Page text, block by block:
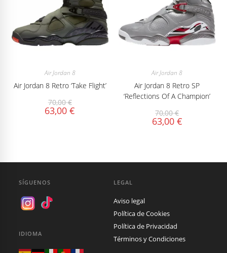
Air Jordan 8
Air Jordan 8 Retro ‘Take Flight’
70,00€
63,00€
Air Jordan 8
Air Jordan 8 Retro SP
‘Reflections Of A Champion’
70,00€
63,00 €
SÍGUENOS
IDIOMA
LEGAL
Aviso legal
Política de Cookies
Política de Privacidad
Términos y Condiciones